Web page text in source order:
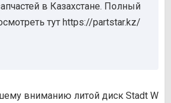
в Казахстане. Полный
тут https://partstar.kz/
вниманию литой диск Stadt W